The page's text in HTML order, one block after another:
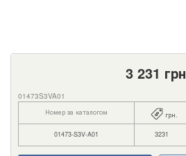
3 231 грн
01473S3VA01
Номер за каталогом грн.
01473-S3V-A01 3231